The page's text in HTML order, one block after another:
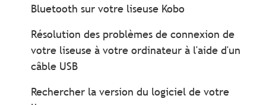
Bluetooth sur votre liseuse Kobo
Résolution des problèmes de connexion de
votre liseuse à votre ordinateur à l'aide d'un
câble USB
Rechercher la version du logiciel de votre